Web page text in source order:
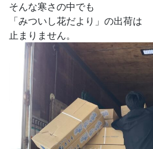
そんな寒さの中でも
「みついし花だより」の出荷は
止まりません。